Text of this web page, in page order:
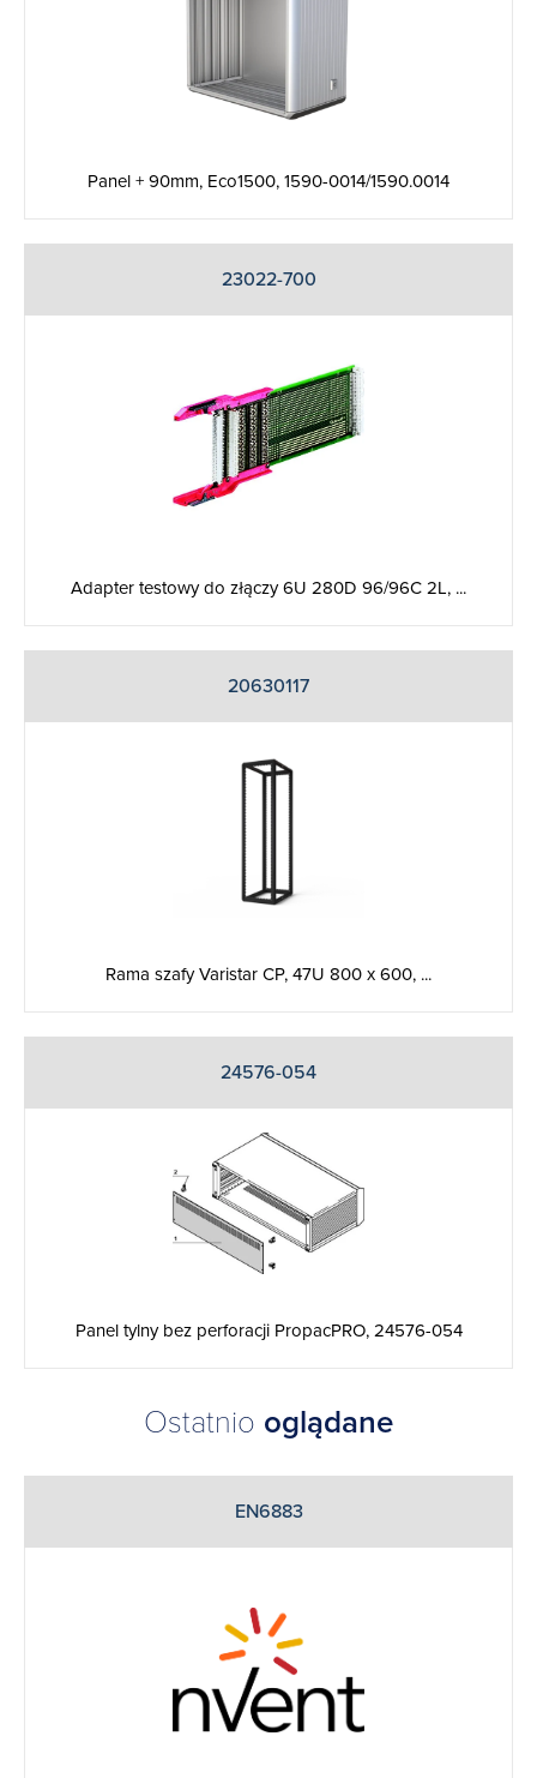
Panel + 90mm, Eco1500, 1590-0014/1590.0014
23022-700
Adapter testowy do złączy 6U 280D 96/96C 2L, ...
20630117
Rama szafy Varistar CP, 47U 800 x 600, ...
24576-054
Panel tylny bez perforacji PropacPRO, 24576-054
Ostatnio oglądane
EN6883